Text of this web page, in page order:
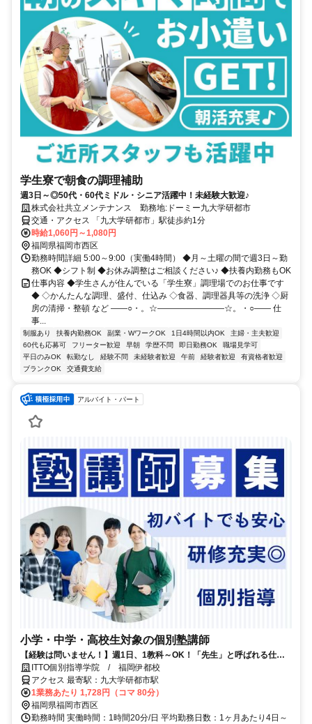
学生寮で朝食の調理補助
週3日～◎50代・60代ミドル・シニア活躍中！未経験大歓迎♪
株式会社共立メンテナンス 勤務地:ドーミー九大学研都市
交通・アクセス 「九大学研都市」駅徒歩約1分
時給1,060円～1,080円
福岡県福岡市西区
勤務時間詳細 5:00～9:00（実働4時間） ◆月～土曜の間で週3日～勤
務OK ◆シフト制 ◆お休み調整はご相談ください♪ ◆扶養内勤務もOK
仕事内容 ◆学生さんが住んでいる「学生寮」調理場でのお仕事です
◆ ◇かんたんな調理、盛付、仕込み ◇食器、調理器具等の洗浄 ◇厨
房の清掃・整頓 など ――○・。☆――――――――☆。・○―― 仕
事...
制服あり 扶養内勤務OK 副業・WワークOK 1日4時間以内OK
主婦・主夫歓迎
60代も応募可
フリーター歓迎 早朝 学歴不問 即日勤務OK
職場見学可
平日のみOK
転勤なし 経験不問 未経験者歓迎 午前 経験者歓迎
有資格者歓迎
ブランクOK
交通費支給
アルバイト・パート
小学・中学・高校生対象の個別塾講師
【経験は問いません！】週1日、1教科～OK！「先生」と呼ばれる仕
事、始めませんか？
ITTO個別指導学院 / 福岡伊都校
アクセス 最寄駅：九大学研都市駅
1業務あたり 1,728円（コマ 80分）
福岡県福岡市西区
勤務時間 実働時間：1時間20分/日 平均勤務日数：1ヶ月あたり4日～